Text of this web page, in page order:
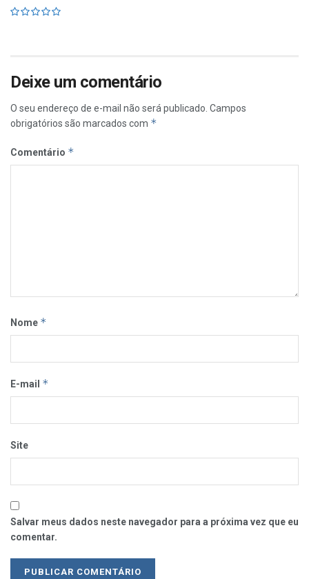
Deixe um comentário
O seu endereço de e-mail não será publicado. Campos
obrigatórios são marcados com *
Comentário *
Nome *
E-mail *
Site
Salvar meus dados neste navegador para a próxima vez que eu
comentar.